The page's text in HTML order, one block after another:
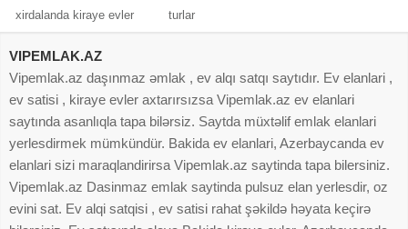
xirdalanda kiraye evler turlar
VIPEMLAK.AZ
Vipemlak.az daşınmaz əmlak , ev alqı satqı saytıdır. Ev elanlari ,
ev satisi , kiraye evler axtarırsızsa Vipemlak.az ev elanlari
saytında asanlıqla tapa bilərsiz. Saytda müxtəlif emlak elanlari
yerlesdirmek mümkündür. Bakida ev elanlari, Azerbaycanda ev
elanlari sizi maraqlandirirsa Vipemlak.az saytinda tapa bilersiniz.
Vipemlak.az Dasinmaz emlak saytinda pulsuz elan yerlesdir, oz
evini sat. Ev alqi satqisi , ev satisi rahat şəkildə həyata keçirə